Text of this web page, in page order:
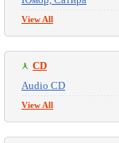
View All
CD
Audio CD
View All